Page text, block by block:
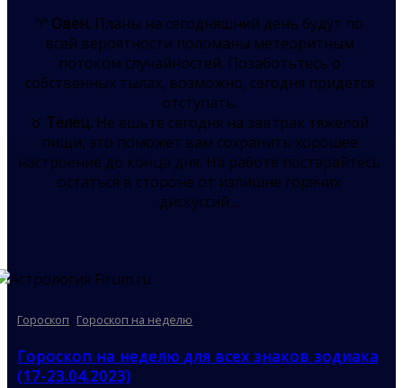
♈ Овен. Планы на сегодняшний день будут по
всей вероятности поломаны метеоритным
потоком случайностей. Позаботьтесь о
собственных тылах, возможно, сегодня придется
отступать.
♉ Телец. Не ешьте сегодня на завтрак тяжелой
пищи, это поможет вам сохранить хорошее
настроение до конца дня. На работе постарайтесь
остаться в стороне от излишне горячих
дискуссий…
Гороскоп, Гороскоп на неделю
Гороскоп на неделю для всех знаков зодиака
(17-23.04.2023)